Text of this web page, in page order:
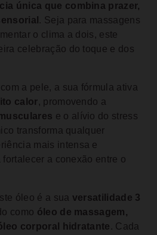
única que combina prazer,
. Seja para massagens
o clima a dois, este
celebração do toque e dos
a pele, a sua fórmula ativa
calor, promovendo a
e o alívio do stress
transforma qualquer
mais intensa e
a conexão entre o
óleo é a sua versatilidade 3
como óleo de massagem,
corporal hidratante . Cada